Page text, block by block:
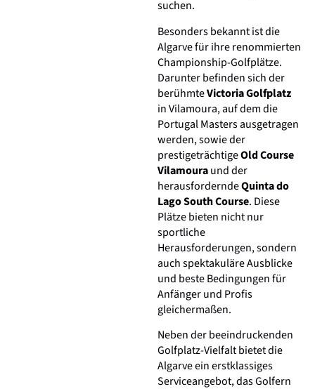
suchen.
Besonders bekannt ist die
Algarve für ihre renommierten
Championship-Golfplätze.
Darunter befinden sich der
berühmteVictoria Golfplatz
in Vilamoura, auf dem die
Portugal Masters ausgetragen
werden, sowie der
prestigeträchtigeOld Course
Vilamouraund der
herausforderndeQuinta do
Lago South Course. Diese
Plätze bieten nicht nur
sportliche
Herausforderungen, sondern
auch spektakuläre Ausblicke
und beste Bedingungen für
Anfänger und Profis
gleichermaßen.
Neben der beeindruckenden
Golfplatz-Vielfalt bietet die
Algarve ein erstklassiges
Serviceangebot, das Golfern